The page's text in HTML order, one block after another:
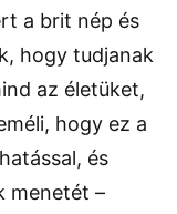
a brit nép és
hogy tudjanak
az életüket,
hogy ez a
és
menetét –